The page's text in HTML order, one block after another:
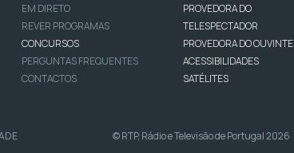
EM DIRETO
REVER PROGRAMAS
CONCURSOS
PERGUNTAS FREQUENTES
CONTACTOS
PROVEDORA DO
TELESPECTADOR
PROVEDORA DO OUVINTE
ACESSIBILIDADES
SATÉLITES
© RTP, Rádio e Televisão de Portugal 2026